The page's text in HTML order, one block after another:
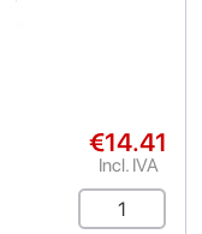
€14.41
Incl. IVA